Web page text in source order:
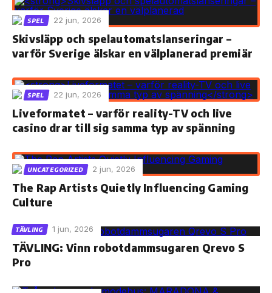
SPEL 22 jun, 2026
Skivsläpp och spelautomatslanseringar –
varför Sverige älskar en välplanerad premiär
SPEL 22 jun, 2026
Liveformatet – varför reality-TV och live
casino drar till sig samma typ av spänning
UNCATEGORIZED 2 jun, 2026
The Rap Artists Quietly Influencing Gaming
Culture
TÄVLING 1 jun, 2026
TÄVLING: Vinn robotdammsugaren Qrevo S
Pro